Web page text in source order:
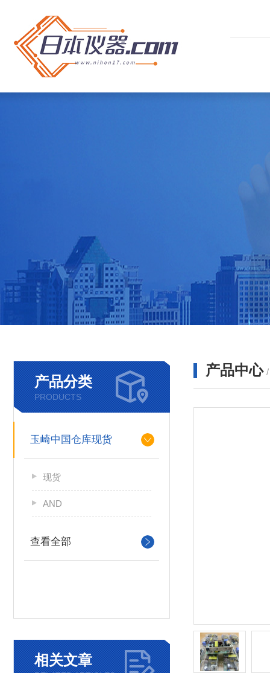
产品分类
PRODUCTS
玉崎中国仓库现货
现货
AND
查看全部
相关文章
产品中心